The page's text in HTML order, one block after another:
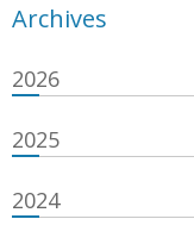
Archives
2026
2025
2024